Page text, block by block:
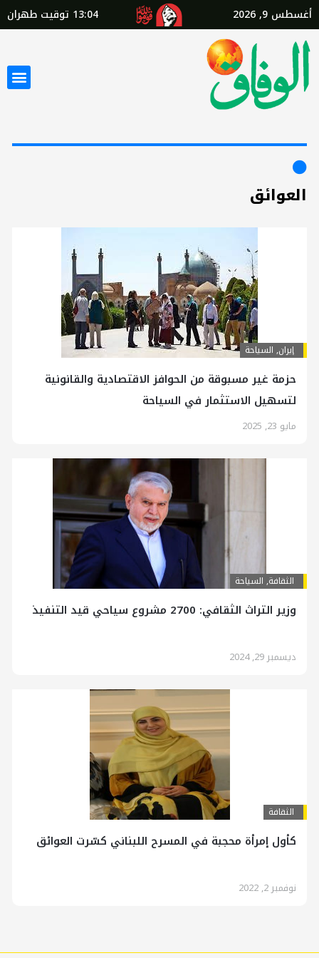
أغسطس 9, 2026 13:04 توقيت طهران
العوائق
إيران, السياحة
حزمة غير مسبوقة من الحوافز الاقتصادية والقانونية
لتسهيل الاستثمار في السياحة
مايو 23, 2025
الثقافة, السياحة
وزير التراث الثقافي: 2700 مشروع سياحي قيد التنفيذ
ديسمبر 29, 2024
الثقافة
كأول إمرأة محجبة في المسرح اللبناني كسّرت العوائق
نوفمبر 2, 2022